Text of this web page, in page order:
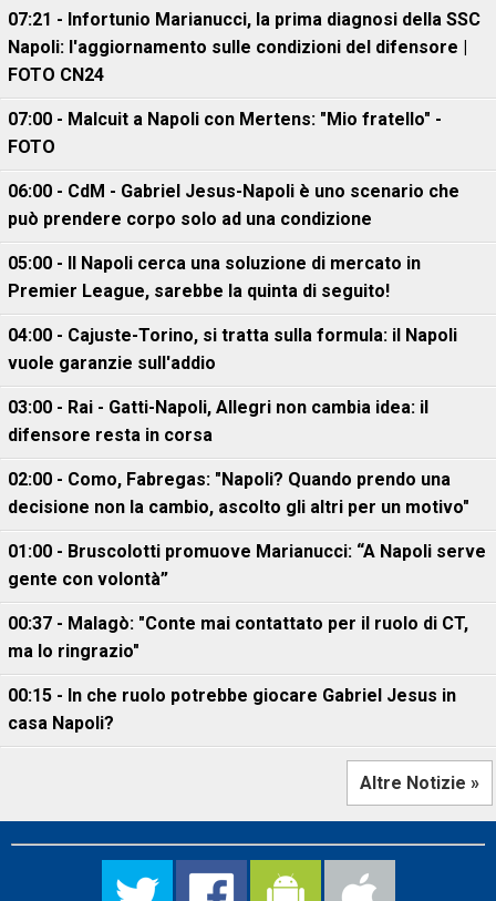
07:21 - Infortunio Marianucci, la prima diagnosi della SSC
Napoli: l'aggiornamento sulle condizioni del difensore |
FOTO CN24
07:00 - Malcuit a Napoli con Mertens: "Mio fratello" -
FOTO
06:00 - CdM - Gabriel Jesus-Napoli è uno scenario che
può prendere corpo solo ad una condizione
05:00 - Il Napoli cerca una soluzione di mercato in
Premier League, sarebbe la quinta di seguito!
04:00 - Cajuste-Torino, si tratta sulla formula: il Napoli
vuole garanzie sull'addio
03:00 - Rai - Gatti-Napoli, Allegri non cambia idea: il
difensore resta in corsa
02:00 - Como, Fabregas: "Napoli? Quando prendo una
decisione non la cambio, ascolto gli altri per un motivo"
01:00 - Bruscolotti promuove Marianucci: “A Napoli serve
gente con volontà”
00:37 - Malagò: "Conte mai contattato per il ruolo di CT,
ma lo ringrazio"
00:15 - In che ruolo potrebbe giocare Gabriel Jesus in
casa Napoli?
Altre Notizie »